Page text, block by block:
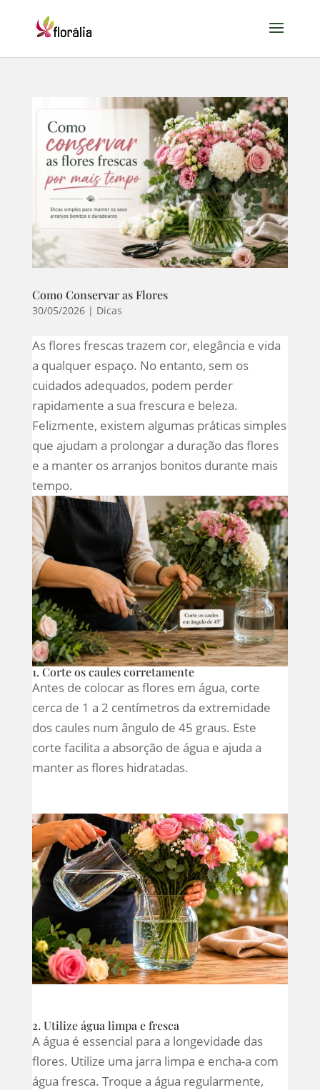
Como Conservar as Flores
30/05/2026| Dicas
As flores frescas trazem cor, elegância e vida
a qualquer espaço. No entanto, sem os
cuidados adequados, podem perder
rapidamente a sua frescura e beleza.
Felizmente, existem algumas práticas simples
que ajudam a prolongar a duração das flores
e a manter os arranjos bonitos durante mais
tempo.
1. Corte os caules corretamente
Antes de colocar as flores em água, corte
cerca de 1 a 2 centímetros da extremidade
dos caules num ângulo de 45 graus. Este
corte facilita a absorção de água e ajuda a
manter as flores hidratadas.
2. Utilize água limpa e fresca
A água é essencial para a longevidade das
flores. Utilize uma jarra limpa e encha-a com
água fresca. Troque a água regularmente,